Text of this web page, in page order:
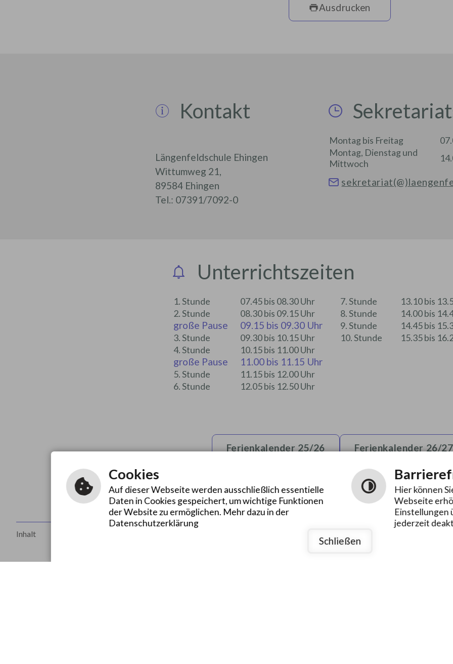
Ausdrucken
Kontakt
Längenfeldschule Ehingen
Wittumweg 21,
89584 Ehingen
Tel.: 07391/7092-0
Montag bis Freitag
Montag, Dienstag und
Mittwoch
Unterrichtszeiten
1. Stunde
07.45 bis 08.30 Uhr
2. Stunde
08.30 bis 09.15 Uhr
große Pause 09.15 bis 09.30 Uhr
3. Stunde
09.30 bis 10.15 Uhr
4. Stunde
10.15 bis 11.00 Uhr
große Pause 11.00 bis 11.15 Uhr
5. Stunde
11.15 bis 12.00 Uhr
6. Stunde
12.05 bis 12.50 Uhr
7. Stunde
13.10 bis
8. Stunde
14.00 bis
9. Stunde
14.45 bis
10. Stunde
15.35 bis
Ferienkalender 25/26 Ferienkalender 26/27
Ferienkalender 27/28
Inhalt
Cookies
Auf dieser Webseite werden ausschließlich essentielle
Daten in Cookies gespeichert, um wichtige Funktionen
der Website zu ermöglichen. Mehr dazu in der
Datenschutzerklärung
Hier können
Webseite
Einstellungen
jederzeit
Schließen